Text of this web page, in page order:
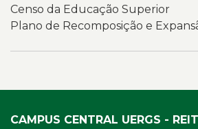
Censo da Educação Superior
Plano de Recomposição e
CAMPUS CENTRAL UERGS -